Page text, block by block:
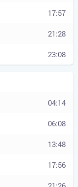
17:57
21:28
23:08
04:14
06:08
13:48
17:56